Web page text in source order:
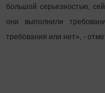
большой серьезностью,
они выполнили
требования или нет», -